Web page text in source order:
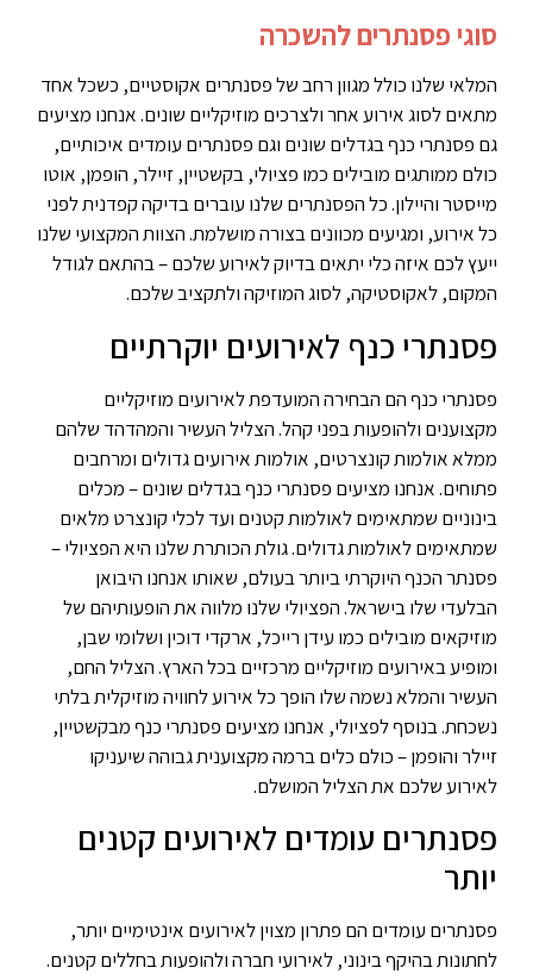
סוגי פסנתרים להשכרה
המלאי שלנו כולל מגוון רחב של פסנתרים אקוסטיים, כשכל אחד
מתאים לסוג אירוע אחר ולצרכים מוזיקליים שונים. אנחנו מציעים
גם פסנתרי כנף בגדלים שונים וגם פסנתרים עומדים איכותיים,
כולם ממותגים מובילים כמו פציולי, בקשטיין, זיילר, הופמן, אוטו
מייסטר והיילון. כל הפסנתרים שלנו עוברים בדיקה קפדנית לפני
כל אירוע, ומגיעים מכוונים בצורה מושלמת. הצוות המקצועי שלנו
ייעץ לכם איזה כלי יתאים בדיוק לאירוע שלכם – בהתאם לגודל
המקום, לאקוסטיקה, לסוג המוזיקה ולתקציב שלכם.
פסנתרי כנף לאירועים יוקרתיים
פסנתרי כנף הם הבחירה המועדפת לאירועים מוזיקליים
מקצוענים ולהופעות בפני קהל. הצליל העשיר והמהדהד שלהם
ממלא אולמות קונצרטים, אולמות אירועים גדולים ומרחבים
פתוחים. אנחנו מציעים פסנתרי כנף בגדלים שונים – מכלים
בינוניים שמתאימים לאולמות קטנים ועד לכלי קונצרט מלאים
שמתאימים לאולמות גדולים. גולת הכותרת שלנו היא הפציולי –
פסנתר הכנף היוקרתי ביותר בעולם, שאותו אנחנו היבואן
הבלעדי שלו בישראל. הפציולי שלנו מלווה את הופעותיהם של
מוזיקאים מובילים כמו עידן רייכל, ארקדי דוכין ושלומי שבן,
ומופיע באירועים מוזיקליים מרכזיים בכל הארץ. הצליל החם,
העשיר והמלא נשמה שלו הופך כל אירוע לחוויה מוזיקלית בלתי
נשכחת. בנוסף לפציולי, אנחנו מציעים פסנתרי כנף מבקשטיין,
זיילר והופמן – כולם כלים ברמה מקצוענית גבוהה שיעניקו
לאירוע שלכם את הצליל המושלם.
פסנתרים עומדים לאירועים קטנים
יותר
פסנתרים עומדים הם פתרון מצוין לאירועים אינטימיים יותר,
לחתונות בהיקף בינוני, לאירועי חברה ולהופעות בחללים קטנים.